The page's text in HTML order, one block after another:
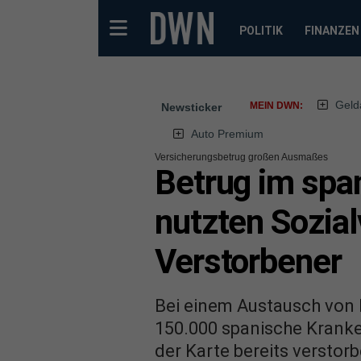
POLITIK FINANZEN
Newsticker MEIN DWN:
Auto Premium
Versicherungsbetrug großen Ausmaßes
Betrug im
nutzten
Verstorbener
Bei einem Austausch
150.000 spanische
der Karte bereits